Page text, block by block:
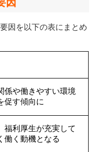
因を以下の表にまとめ
係や働きやすい環境
促す傾向に
福利厚生が充実して
働く動機となる